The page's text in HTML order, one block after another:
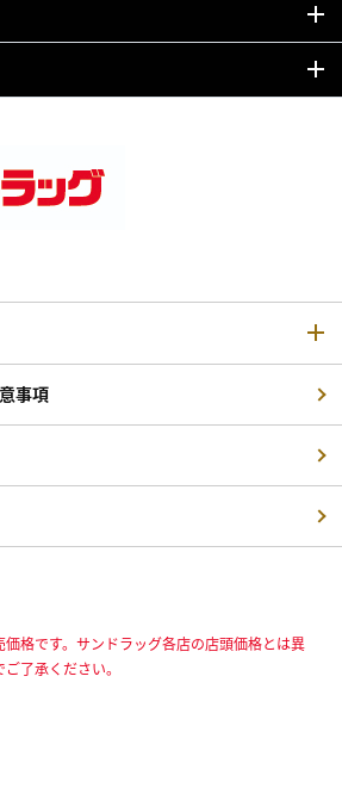
事項
格です。サンドラッグ各店の店頭価格とは異
了承ください。